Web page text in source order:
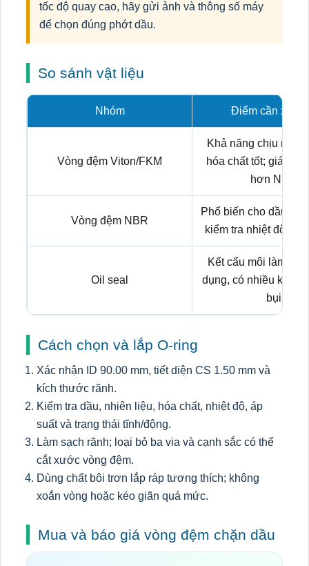
tốc độ quay cao, hãy gửi ảnh và thông số máy
để chọn đúng phớt dầu.
So sánh vật liệu
Nhóm Điểm cần xem
Vòng đệm Viton/FKM
Khả năng chịu
hóa chất tốt; giá
hơn NBR.
Vòng đệm NBR
Phổ biến cho dầu
kiểm tra nhiệt độ và
Oil seal
Kết cấu môi làm kín
dụng, có nhiều kiểu
bụi.
Cách chọn và lắp O-ring
Xác nhận ID 90.00 mm, tiết diện CS 1.50 mm và
kích thước rãnh.
Kiểm tra dầu, nhiên liệu, hóa chất, nhiệt độ, áp
suất và trạng thái tĩnh/động.
Làm sạch rãnh; loại bỏ ba via và cạnh sắc có thể
cắt xước vòng đệm.
Dùng chất bôi trơn lắp ráp tương thích; không
xoắn vòng hoặc kéo giãn quá mức.
Mua và báo giá vòng đệm chặn dầu